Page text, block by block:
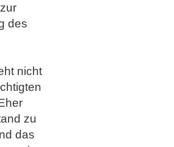
des
nicht
zu
das